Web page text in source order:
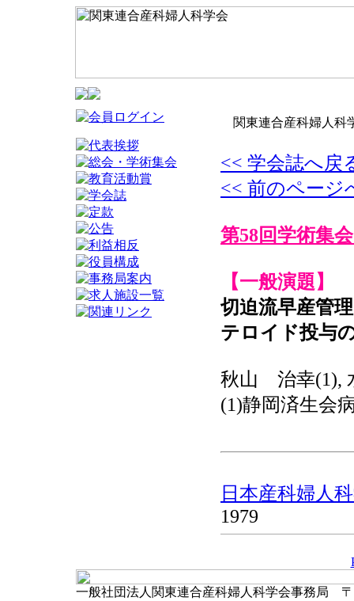
関東連合産科婦人科
<< 学会誌へ戻
<< 前のページ
第58回学術集会
【一般演題】
切迫流早産管
テロイド投与
秋山 治幸(1),
(1)静岡済生会
日本産科婦人
1979
一般社団法人関東連合産科婦人科学会事務局 〒